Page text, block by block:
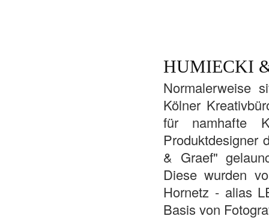
HUMIECKI
Normalerweise
Kölner
für namhafte
Produktdesigner
& Graef"
Diese wurden
Hornetz - alias
Basis von